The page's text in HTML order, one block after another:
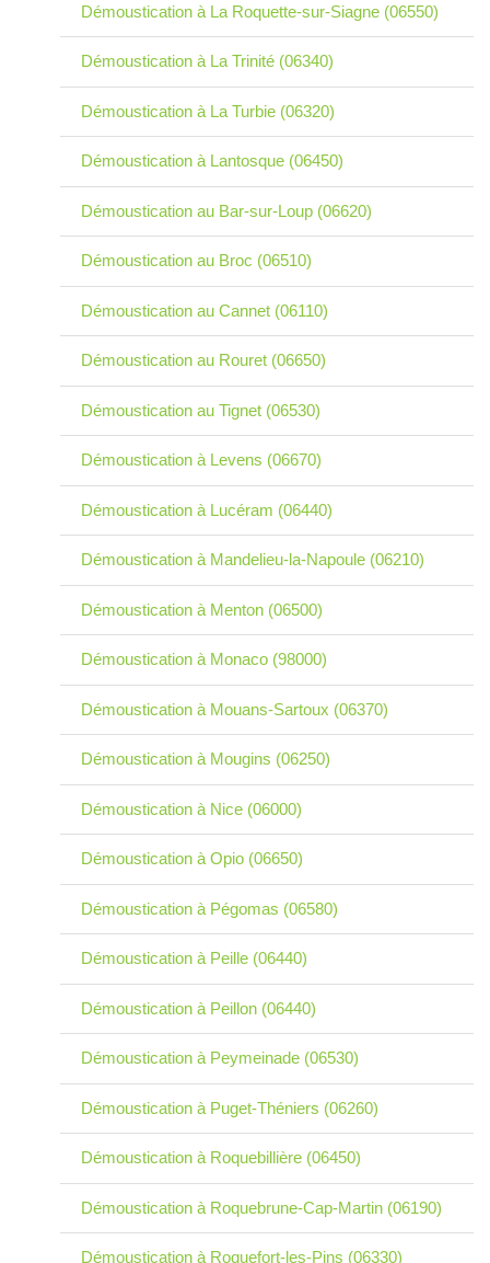
Démoustication à La Roquette-sur-Siagne (06550)
Démoustication à La Trinité (06340)
Démoustication à La Turbie (06320)
Démoustication à Lantosque (06450)
Démoustication au Bar-sur-Loup (06620)
Démoustication au Broc (06510)
Démoustication au Cannet (06110)
Démoustication au Rouret (06650)
Démoustication au Tignet (06530)
Démoustication à Levens (06670)
Démoustication à Lucéram (06440)
Démoustication à Mandelieu-la-Napoule (06210)
Démoustication à Menton (06500)
Démoustication à Monaco (98000)
Démoustication à Mouans-Sartoux (06370)
Démoustication à Mougins (06250)
Démoustication à Nice (06000)
Démoustication à Opio (06650)
Démoustication à Pégomas (06580)
Démoustication à Peille (06440)
Démoustication à Peillon (06440)
Démoustication à Peymeinade (06530)
Démoustication à Puget-Théniers (06260)
Démoustication à Roquebillière (06450)
Démoustication à Roquebrune-Cap-Martin (06190)
Démoustication à Roquefort-les-Pins (06330)